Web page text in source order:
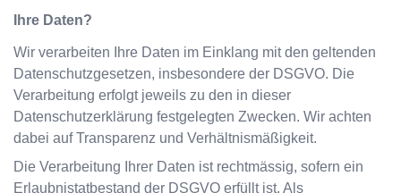
Ihre Daten?
Wir verarbeiten Ihre Daten im Einklang mit den geltenden
Datenschutzgesetzen, insbesondere der DSGVO. Die
Verarbeitung erfolgt jeweils zu den in dieser
Datenschutzerklärung festgelegten Zwecken. Wir achten
dabei auf Transparenz und Verhältnismäßigkeit.
Die Verarbeitung Ihrer Daten ist rechtmässig, sofern ein
Erlaubnistatbestand der DSGVO erfüllt ist. Als